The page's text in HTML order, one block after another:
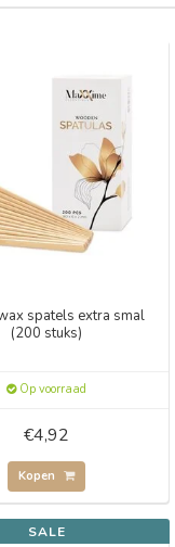
spatels extra smal
(200 stuks)
Op voorraad
€4,92
Kopen
SALE